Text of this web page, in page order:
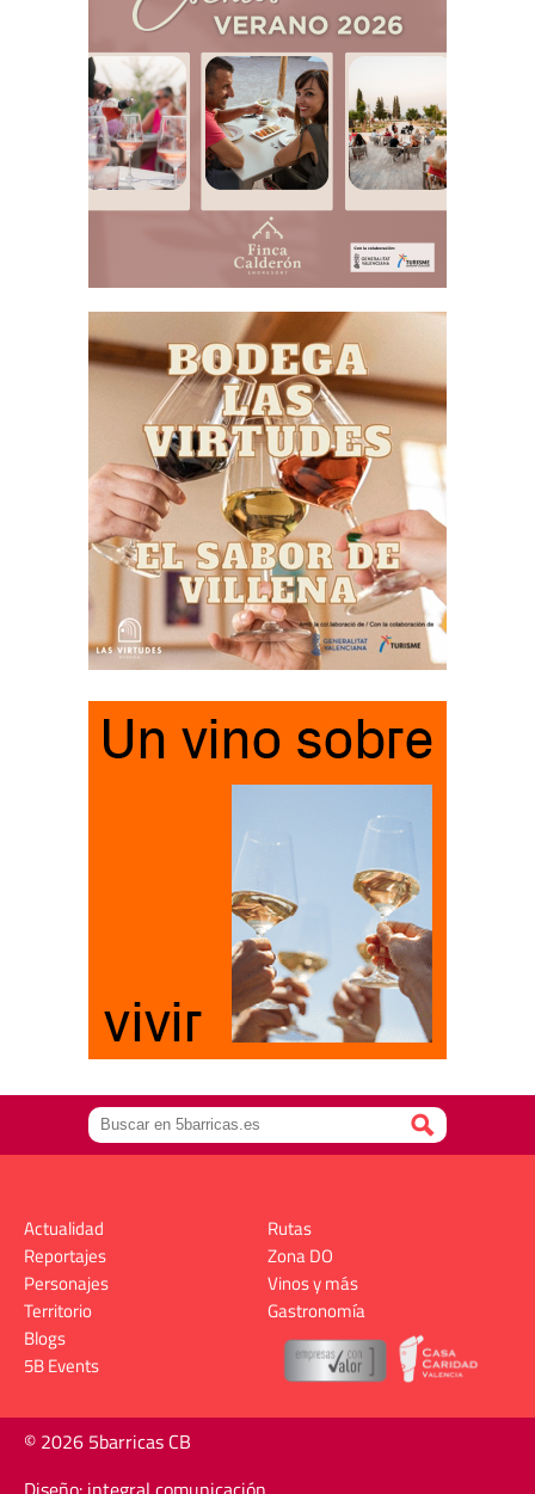
Actualidad
Reportajes
Personajes
Territorio
Rutas
Zona DO
Vinos y más
Gastronomía
Blogs
5B Events
© 2026 5barricas CB